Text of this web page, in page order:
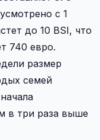
с 1
до 10 BSI, что
740 евро.
размер
семей
в три раза выше